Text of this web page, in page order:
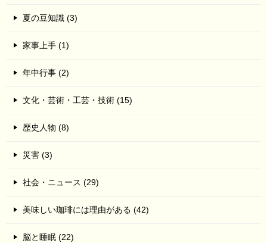
夏の豆知識 (3)
家事上手 (1)
年中行事 (2)
文化・芸術・工芸・技術 (15)
歴史人物 (8)
災害 (3)
社会・ニュース (29)
美味しい珈琲には理由がある (42)
脳と睡眠 (22)